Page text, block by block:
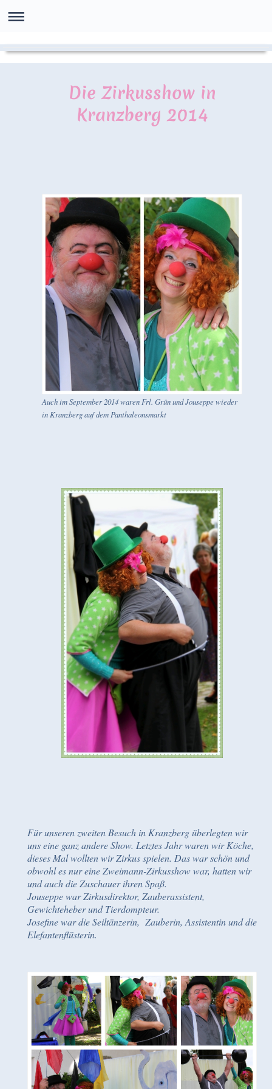
Die Zirkusshow in
Kranzberg 2014
Auch im September 2014 waren Frl. Grün und Jouseppe wieder
in Kranzberg auf dem Panthaleonsmarkt
Für unseren zweiten Besuch in Kranzberg überlegten wir
uns eine ganz andere Show. Letztes Jahr waren wir Köche,
dieses Mal wollten wir Zirkus spielen. Das war schön und
obwohl es nur eine Zweimann-Zirkusshow war, hatten wir
und auch die Zuschauer ihren Spaß.
Jouseppe war Zirkusdirektor, Zauberassistent,
Gewichteheber und Tierdompteur.
Josefine war die Seiltänzerin, Zauberin, Assistentin und die
Elefantenflüsterin.